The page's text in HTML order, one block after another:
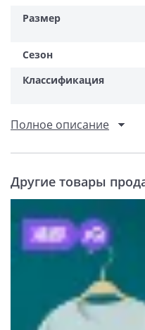
Размер
Сезон
Классификация
Полное описание
Другие товары